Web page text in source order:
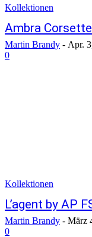
Kollektionen
Ambra
Martin Brandy - Apr.
0
Kollektionen
L’agent by AP
Martin Brandy - März
0